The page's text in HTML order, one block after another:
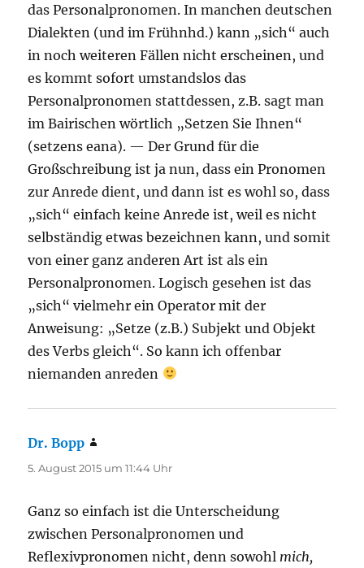
das Personalpronomen. In manchen deutschen
Dialekten (und im Frühnhd.) kann „sich“ auch
in noch weiteren Fällen nicht erscheinen, und
es kommt sofort umstandslos das
Personalpronomen stattdessen, z.B. sagt man
im Bairischen wörtlich „Setzen Sie Ihnen“
(setzens eana). — Der Grund für die
Großschreibung ist ja nun, dass ein Pronomen
zur Anrede dient, und dann ist es wohl so, dass
„sich“ einfach keine Anrede ist, weil es nicht
selbständig etwas bezeichnen kann, und somit
von einer ganz anderen Art ist als ein
Personalpronomen. Logisch gesehen ist das
„sich“ vielmehr ein Operator mit der
Anweisung: „Setze (z.B.) Subjekt und Objekt
des Verbs gleich“. So kann ich offenbar
niemanden anreden
Dr. Bopp
5. August 2015 um 11:44 Uhr
Ganz so einfach ist die Unterscheidung
zwischen Personalpronomen und
Reflexivpronomen nicht, denn sowohl mich,